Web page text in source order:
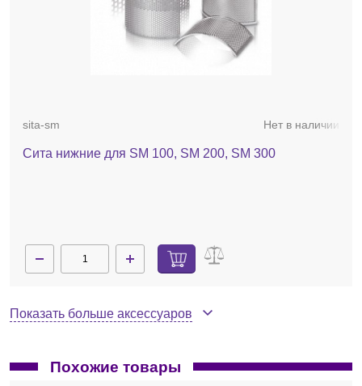
sita-sm Нет в наличии
Сита нижние для SM 100, SM 200, SM 300
Показать больше аксессуаров
Похожие товары